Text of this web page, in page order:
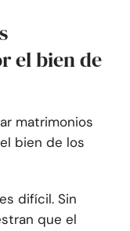
el bien de
matrimonios
bien de los
difícil. Sin
que el